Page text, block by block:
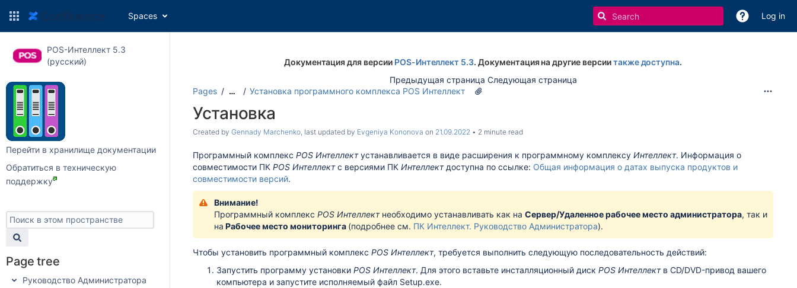
Spaces Log in
POS-Интеллект 5.3
(русский)
Перейти в хранилище документации
Обратиться в техническую
поддержку
Page tree
Руководство Администратора
Документация для версии POS-Интеллект 5.3. Документация на другие версиитакже доступна.
Предыдущая страница Следующая страница
Pages
… Установка программного комплекса POS Интеллект
Установка
Created by Gennady Marchenko, last updated by Evgeniya Kononova on 21.09.2022 2 minute read
Программный комплекс POS Интеллектустанавливается в виде расширения к программному комплексу Интеллект. Информация о
совместимости ПК POS Интеллектс версиями ПК Интеллектдоступна по ссылке: Общая информация о датах выпуска продуктов и
совместимости версий.
Внимание!
Программный комплекс POS Интеллект необходимо устанавливать как на Сервер/Удаленное рабочее место администратора, так и
на Рабочее место мониторинга (подробнее см. ПК Интеллект. Руководство Администратора).
Чтобы установить программный комплекс POS Интеллект, требуется выполнить следующую последовательность действий:
Запустить программу установки POS Интеллект. Для этого вставьте инсталляционный диск POS Интеллектв CD/DVD-привод вашего
компьютера и запустите исполняемый файл Setup.exe.